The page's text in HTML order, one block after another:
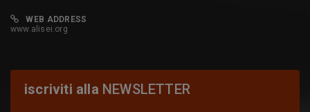
WEB ADDRESS
www.alisei.org
iscriviti alla NEWSLETTER